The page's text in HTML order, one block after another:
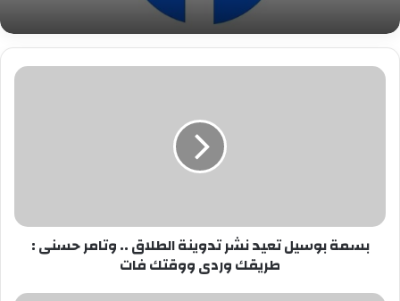
بسمة
حسنى
بسمة بوسيل تعيد نشر تدوينة الطلاق .. وتامر حسنى :
طريقك وردى ووقتك فات